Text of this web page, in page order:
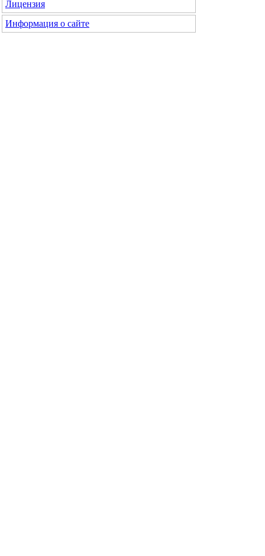
Лицензия
Информация о сайте